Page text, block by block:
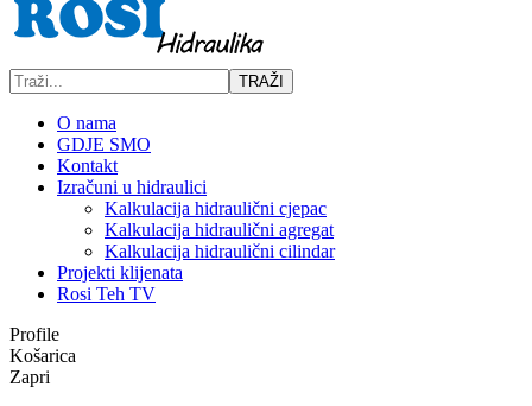
TRAŽI
O nama
GDJE SMO
Kontakt
Izračuni u hidraulici
Kalkulacija hidraulični cjepac
Kalkulacija hidraulični agregat
Kalkulacija hidraulični cilindar
Projekti klijenata
Rosi Teh TV
Profile
Košarica
Zapri